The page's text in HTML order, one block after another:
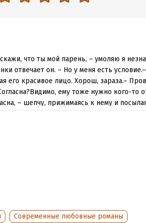
что ты мой парень, – умоляю я
отвечает он. – Но у меня есть
его красивое лицо. Хорош, зараза.–
ему тоже нужно кого-то
– шепчу, прижимаясь к нему и
– киваю на извращенца, – что я
Современные любовные романы